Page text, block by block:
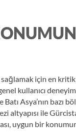
için en
kullanıcı
Asya’nın bazı
altyapısı ile
uygun bir